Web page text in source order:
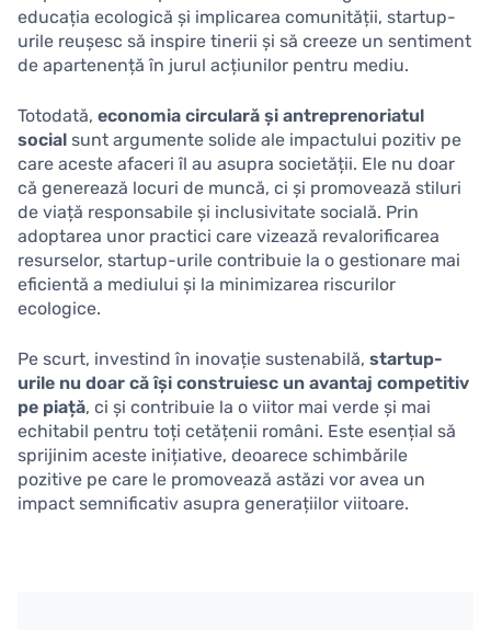
educația ecologică și implicarea comunității, startup-
urile reușesc să inspire tinerii și să creeze un sentiment
de apartenență în jurul acțiunilor pentru mediu.
Totodată, economia circulară și antreprenoriatul
social sunt argumente solide ale impactului pozitiv pe
care aceste afaceri îl au asupra societății. Ele nu doar
că generează locuri de muncă, ci și promovează stiluri
de viață responsabile și inclusivitate socială. Prin
adoptarea unor practici care vizează revalorificarea
resurselor, startup-urile contribuie la o gestionare mai
eficientă a mediului și la minimizarea riscurilor
ecologice.
Pe scurt, investind în inovație sustenabilă, startup-
urile nu doar că își construiesc un avantaj competitiv
pe piață, ci și contribuie la o viitor mai verde și mai
echitabil pentru toți cetățenii români. Este esențial să
sprijinim aceste inițiative, deoarece schimbările
pozitive pe care le promovează astăzi vor avea un
impact semnificativ asupra generațiilor viitoare.